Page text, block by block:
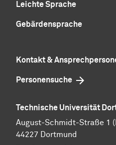
Leichte Sprache
Gebärdensprache
Kontakt &
Personensuche
Technische Universität
August-Schmidt-Straße 1
44227 Dortmund